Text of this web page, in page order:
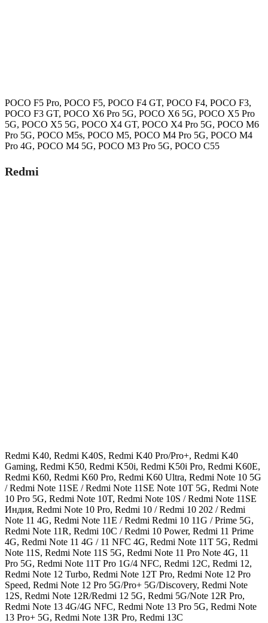
POCO F5 Pro, POCO F5, POCO F4 GT, POCO F4, POCO F3,
POCO F3 GT, POCO X6 Pro 5G, POCO X6 5G, POCO X5 Pro
5G, POCO X5 5G, POCO X4 GT, POCO X4 Pro 5G, POCO M6
Pro 5G, POCO M5s, POCO M5, POCO M4 Pro 5G, POCO M4
Pro 4G, POCO M4 5G, POCO M3 Pro 5G, POCO C55
Redmi
Redmi K40, Redmi K40S, Redmi K40 Pro/Pro+, Redmi K40
Gaming, Redmi K50, Redmi K50i, Redmi K50i Pro, Redmi K60E,
Redmi K60, Redmi K60 Pro, Redmi K60 Ultra, Redmi Note 10 5G
/ Redmi Note 11SE / Redmi Note 11SE Note 10T 5G, Redmi Note
10 Pro 5G, Redmi Note 10T, Redmi Note 10S / Redmi Note 11SE
Индия, Redmi Note 10 Pro, Redmi 10 / Redmi 10 202 / Redmi
Note 11 4G, Redmi Note 11E / Redmi Redmi 10 11G / Prime 5G,
Redmi Note 11R, Redmi 10C / Redmi 10 Power, Redmi 11 Prime
4G, Redmi Note 11 4G / 11 NFC 4G, Redmi Note 11T 5G, Redmi
Note 11S, Redmi Note 11S 5G, Redmi Note 11 Pro Note 4G, 11
Pro 5G, Redmi Note 11T Pro 1G/4 NFC, Redmi 12C, Redmi 12,
Redmi Note 12 Turbo, Redmi Note 12T Pro, Redmi Note 12 Pro
Speed, Redmi Note 12 Pro 5G/Pro+ 5G/Discovery, Redmi Note
12S, Redmi Note 12R/Redmi 12 5G, Redmi 5G/Note 12R Pro,
Redmi Note 13 4G/4G NFC, Redmi Note 13 Pro 5G, Redmi Note
13 Pro+ 5G, Redmi Note 13R Pro, Redmi 13C